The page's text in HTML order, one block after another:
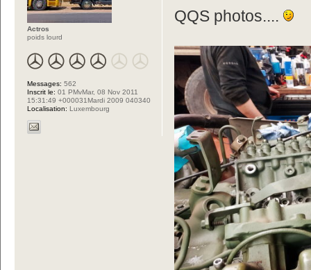
QQS photos....
Actros
poids lourd
Messages: 562
Inscrit le: 01 PMvMar, 08 Nov 2011
15:31:49 +000031Mardi 2009 040340
Localisation: Luxembourg